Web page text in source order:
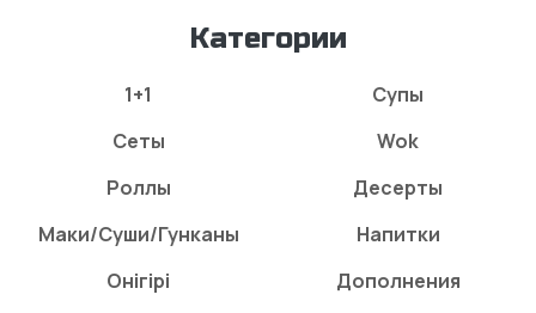
Категории
1+1
Сеты
Роллы
Маки/Суши/Гунканы
Онігірі
Супы
Wok
Десерты
Напитки
Дополнения